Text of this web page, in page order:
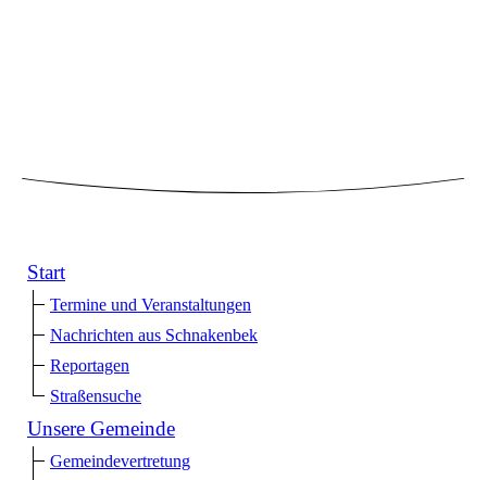
Start
Termine und Veranstaltungen
Nachrichten aus Schnakenbek
Reportagen
Straßensuche
Unsere Gemeinde
Gemeindevertretung